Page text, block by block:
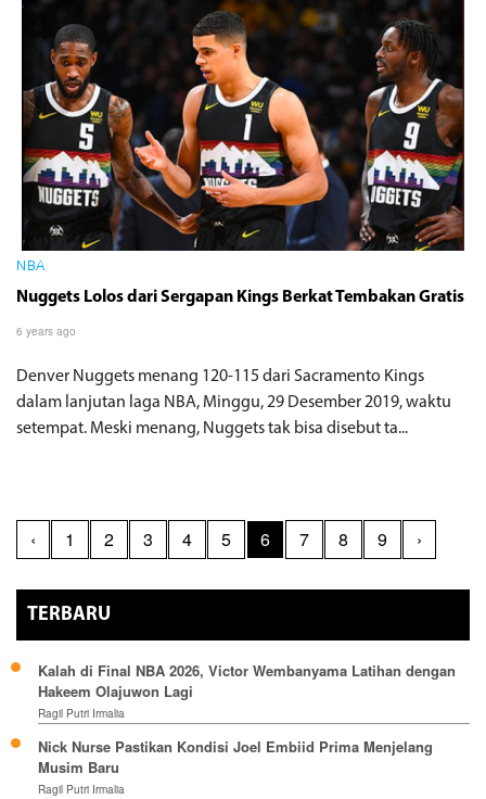
NBA
Nuggets Lolos dari Sergapan Kings Berkat Tembakan Gratis
6 years ago
Denver Nuggets menang 120-115 dari Sacramento Kings
dalam lanjutan laga NBA, Minggu, 29 Desember 2019, waktu
setempat. Meski menang, Nuggets tak bisa disebut ta...
‹ 1 2 3 4 5 6 7 8 9 ›
TERBARU
Kalah di Final NBA 2026, Victor Wembanyama Latihan dengan
Hakeem Olajuwon Lagi
Ragil Putri Irmalia
Nick Nurse Pastikan Kondisi Joel Embiid Prima Menjelang
Musim Baru
Ragil Putri Irmalia